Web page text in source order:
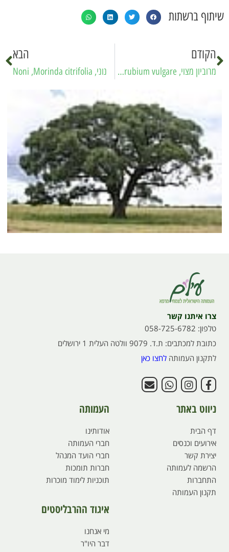
שיתוף ברשתות
הקודם
מרוביון מצוי, White horehound ,Marrubium vulgare
הבא
נוני, Noni ,Morinda citrifolia
צרו איתנו קשר
טלפון: 058-725-6782
כתובת למכתבים: ת.ד. 9079 וולטה העלית 1 ירושלים
לתקנון העמותה לחצו כאן
ניווט באתר
דף הבית
אירועים וכנסים
יצירת קשר
הרשמה לעמותה
התחברות
תקנון העמותה
העמותה
אודותינו
חברי העמותה
חברי הועד המנהל
חברות תומכות
תוכניות לימוד מוכרות
איגוד ההרבליסטים
מי אנחנו
דבר היו"ר